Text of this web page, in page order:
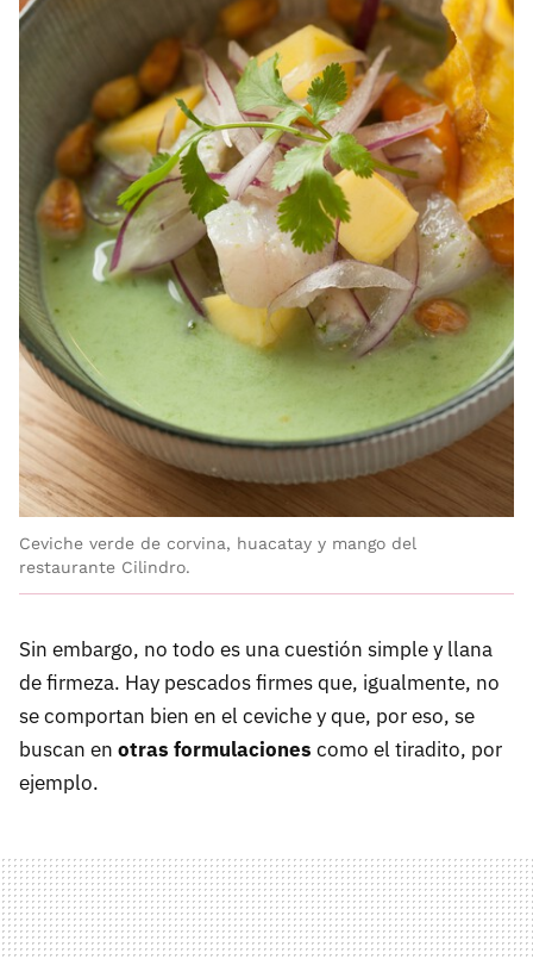
Ceviche verde de corvina, huacatay y mango del
restaurante Cilindro.
Sin embargo, no todo es una cuestión simple y llana
de firmeza. Hay pescados firmes que, igualmente, no
se comportan bien en el ceviche y que, por eso, se
buscan en otras formulaciones como el tiradito, por
ejemplo.